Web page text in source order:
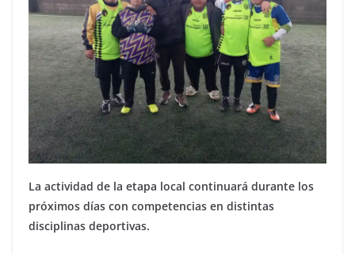
La actividad de la etapa local continuará durante los
próximos días con competencias en distintas
disciplinas deportivas.